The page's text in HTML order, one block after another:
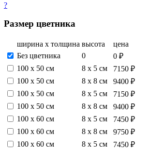
?
Размер цветника
ширина х толщина высота
цена
Без цветника
0
0 ₽
100 х 50 см
8 х 5 см
7150 ₽
100 х 50 см
8 х 8 см
9400 ₽
100 х 50 см
8 х 5 см
7150 ₽
100 х 50 см
8 х 8 см
9400 ₽
100 х 60 см
8 х 5 см
7450 ₽
100 х 60 см
8 х 8 см
9750 ₽
100 х 60 см
8 х 5 см
7450 ₽